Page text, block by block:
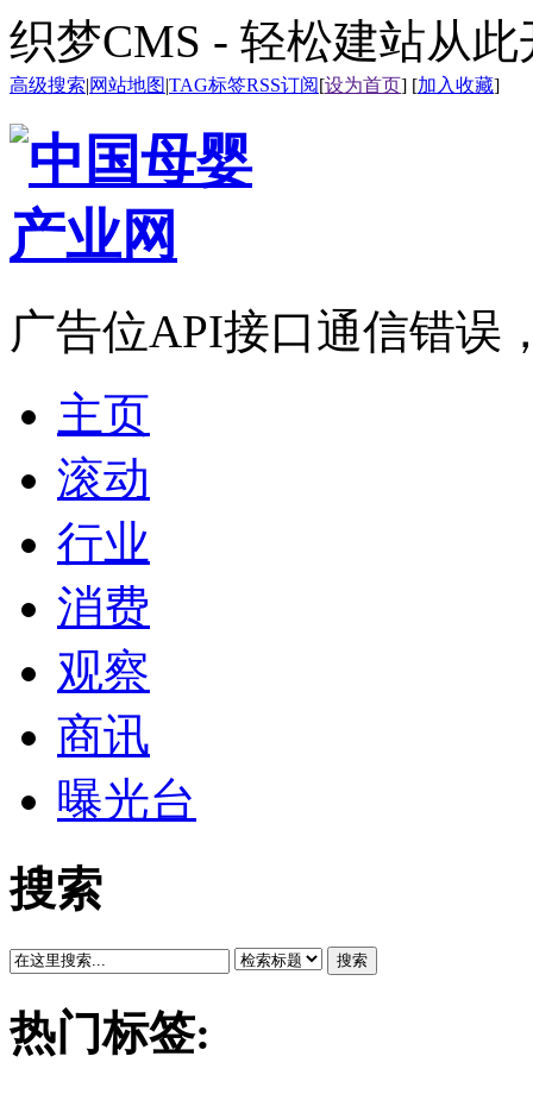
织梦CMS - 轻松建站从此
高级搜索|网站地图|TAG标签RSS订阅[设为首页] [加入收藏]
广告位API接口通信错误
主页
滚动
行业
消费
观察
商讯
曝光台
搜索
搜索
热门标签: